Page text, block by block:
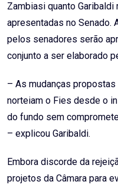
Zambiasi quanto
apresentadas no
pelos senadores serão
conjunto a ser elaborado
– As mudanças
norteiam o Fies desde o
do fundo sem
– explicou Garibaldi.
Embora discorde da
projetos da Câmara para